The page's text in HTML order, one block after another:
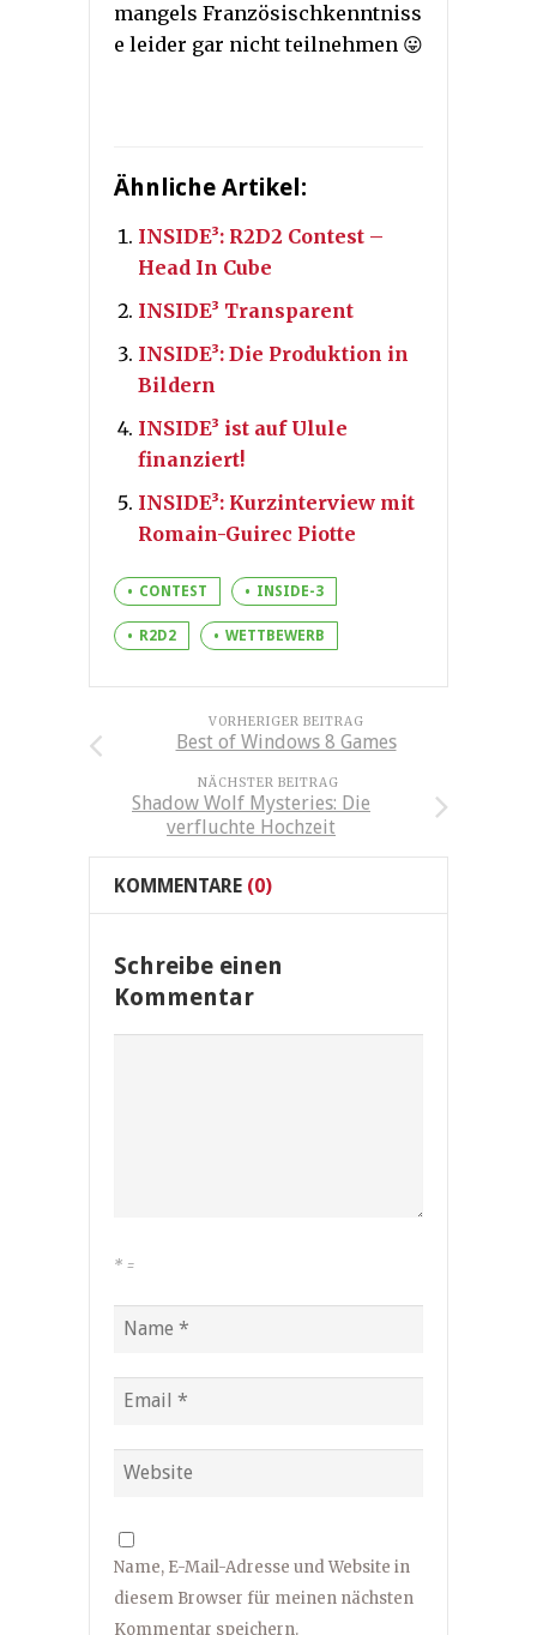
mangels Französischkenntniss
e leider gar nicht teilnehmen 😛
Ähnliche Artikel:
INSIDE³: R2D2 Contest –
Head In Cube
INSIDE³ Transparent
INSIDE³: Die Produktion in
Bildern
INSIDE³ ist auf Ulule
finanziert!
INSIDE³: Kurzinterview mit
Romain-Guirec Piotte
CONTEST INSIDE-3
R2D2 WETTBEWERB
VORHERIGER BEITRAG
Best of Windows 8 Games
NÄCHSTER BEITRAG
Shadow Wolf Mysteries: Die
verfluchte Hochzeit
KOMMENTARE (0)
Schreibe einen
Kommentar
* =
Name, E-Mail-Adresse und Website in
diesem Browser für meinen nächsten
Kommentar speichern.